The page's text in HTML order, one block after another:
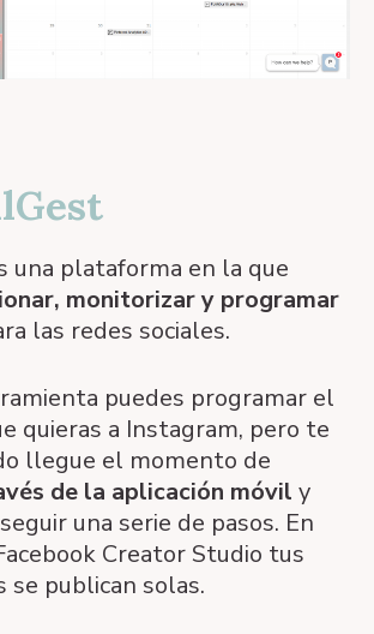
una plataforma en la que
monitorizar y programar
las redes sociales.
puedes programar el
quieras a Instagram, pero te
llegue el momento de
de la aplicación móvil y
una serie de pasos. En
Creator Studio tus
se publican solas.